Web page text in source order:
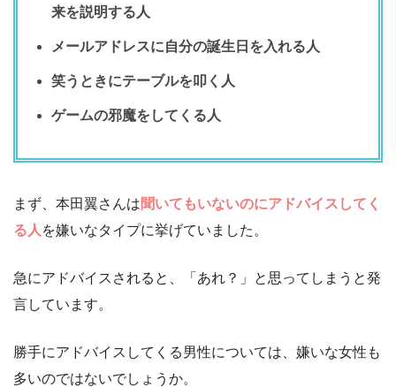
来を説明する人
メールアドレスに自分の誕生日を入れる人
笑うときにテーブルを叩く人
ゲームの邪魔をしてくる人
まず、本田翼さんは聞いてもいないのにアドバイスしてく
る人 を嫌いなタイプに挙げていました。
急にアドバイスされると、「あれ？」と思ってしまうと発
言しています。
勝手にアドバイスしてくる男性については、嫌いな女性も
多いのではないでしょうか。